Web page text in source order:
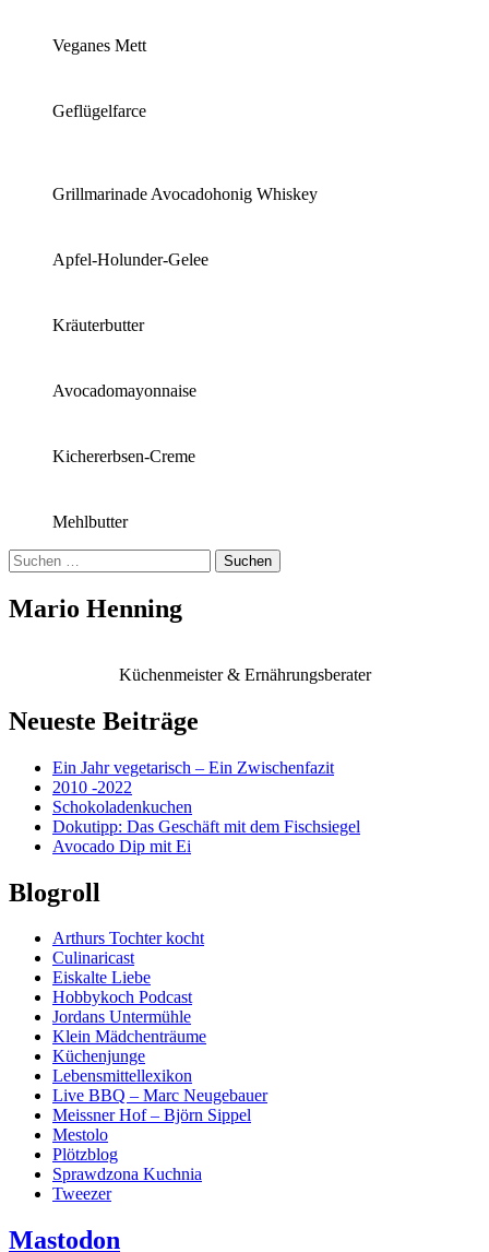
Veganes Mett
Geflügelfarce
Grillmarinade Avocadohonig Whiskey
Apfel-Holunder-Gelee
Kräuterbutter
Avocadomayonnaise
Kichererbsen-Creme
Mehlbutter
Suchen
nach:
Mario Henning
Küchenmeister & Ernährungsberater
Neueste Beiträge
Ein Jahr vegetarisch – Ein Zwischenfazit
2010 -2022
Schokoladenkuchen
Dokutipp: Das Geschäft mit dem Fischsiegel
Avocado Dip mit Ei
Blogroll
Arthurs Tochter kocht
Culinaricast
Eiskalte Liebe
Hobbykoch Podcast
Jordans Untermühle
Klein Mädchenträume
Küchenjunge
Lebensmittellexikon
Live BBQ – Marc Neugebauer
Meissner Hof – Björn Sippel
Mestolo
Plötzblog
Sprawdzona Kuchnia
Tweezer
Mastodon